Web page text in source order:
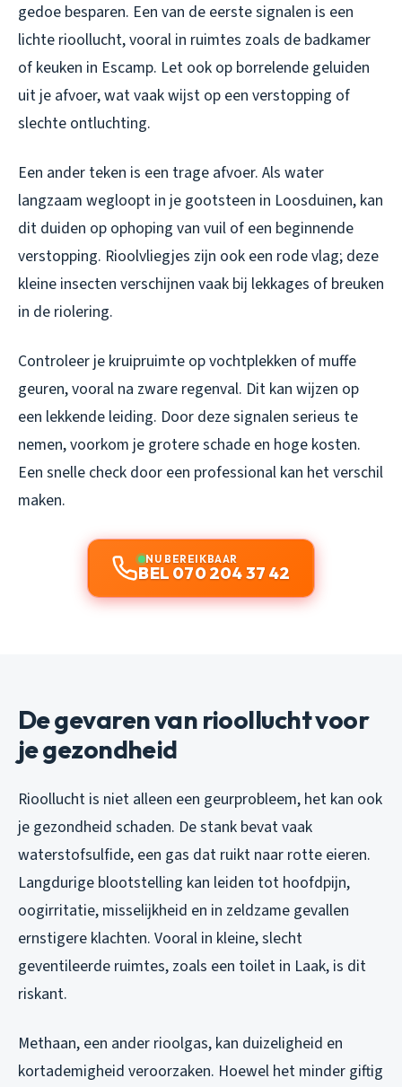
gedoe besparen. Een van de eerste signalen is een
lichte rioollucht, vooral in ruimtes zoals de badkamer
of keuken in Escamp. Let ook op borrelende geluiden
uit je afvoer, wat vaak wijst op een verstopping of
slechte ontluchting.
Een ander teken is een trage afvoer. Als water
langzaam wegloopt in je gootsteen in Loosduinen, kan
dit duiden op ophoping van vuil of een beginnende
verstopping. Rioolvliegjes zijn ook een rode vlag; deze
kleine insecten verschijnen vaak bij lekkages of breuken
in de riolering.
Controleer je kruipruimte op vochtplekken of muffe
geuren, vooral na zware regenval. Dit kan wijzen op
een lekkende leiding. Door deze signalen serieus te
nemen, voorkom je grotere schade en hoge kosten.
Een snelle check door een professional kan het verschil
maken.
NU BEREIKBAAR
BEL 070 204 37 42
De gevaren van rioollucht voor
je gezondheid
Rioollucht is niet alleen een geurprobleem, het kan ook
je gezondheid schaden. De stank bevat vaak
waterstofsulfide, een gas dat ruikt naar rotte eieren.
Langdurige blootstelling kan leiden tot hoofdpijn,
oogirritatie, misselijkheid en in zeldzame gevallen
ernstigere klachten. Vooral in kleine, slecht
geventileerde ruimtes, zoals een toilet in Laak, is dit
riskant.
Methaan, een ander rioolgas, kan duizeligheid en
kortademigheid veroorzaken. Hoewel het minder giftig